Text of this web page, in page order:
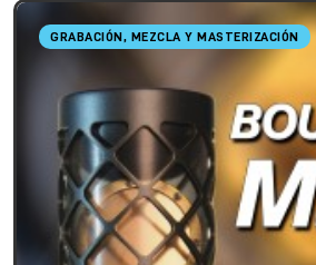
GRABACIÓN, MEZCLA Y MASTERIZACIÓN